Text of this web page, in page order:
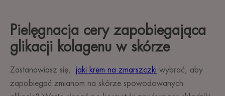
Pielęgnacja cery zapobiegająca
glikacji kolagenu w skórze
Zastanawiasz się, jaki krem na zmarszczki wybrać, aby
zapobiegać zmianom na skórze spowodowanych